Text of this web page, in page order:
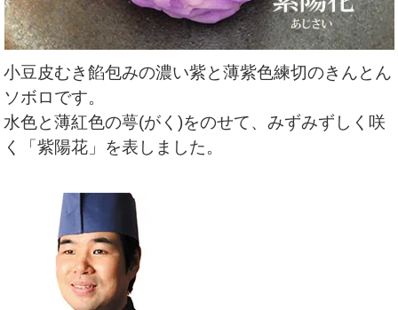
小豆皮むき餡包みの濃い紫と薄紫色練切のきんとん
ソボロです。
水色と薄紅色の萼(がく)をのせて、みずみずしく咲
く「紫陽花」を表しました。